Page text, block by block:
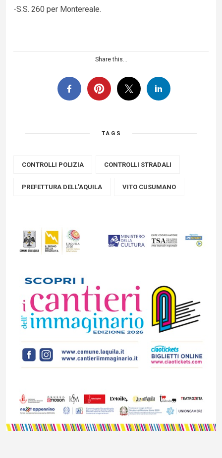
-S.S. 260 per Montereale.
Share this...
TAGS
CONTROLLI POLIZIA CONTROLLI STRADALI
PREFETTURA DELL'AQUILA VITO CUSUMANO